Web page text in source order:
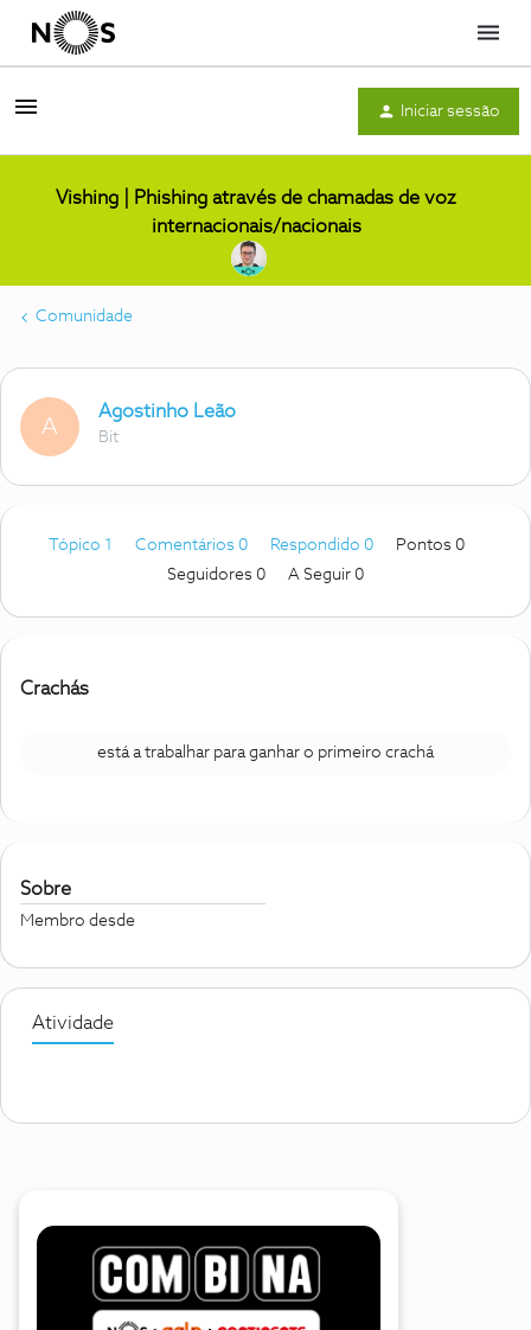
Menu
Iniciar sessão
Vishing | Phishing através de chamadas de voz
internacionais/nacionais
Comunidade
A
Agostinho Leão
Bit
Tópico 1 Comentários 0 Respondido 0
Pontos 0
Seguidores 0 A Seguir 0
Crachás
está a trabalhar para ganhar o primeiro crachá
Sobre
Membro desde
Atividade